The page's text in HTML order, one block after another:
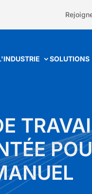
SOLUTIONS